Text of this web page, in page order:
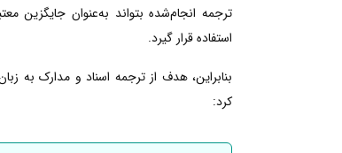
ترجمه انجام‌شده بتواند به‌عنوان جایگزین
استفاده قرار گیرد.
بنابراین، هدف از ترجمه اسناد و مدارک به
کرد: